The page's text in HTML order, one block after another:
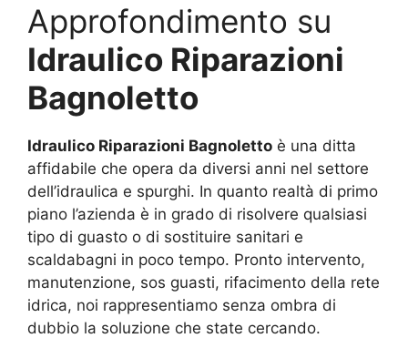
Approfondimento su
Idraulico Riparazioni
Bagnoletto
Idraulico Riparazioni Bagnoletto è una ditta
affidabile che opera da diversi anni nel settore
dell’idraulica e spurghi. In quanto realtà di primo
piano l’azienda è in grado di risolvere qualsiasi
tipo di guasto o di sostituire sanitari e
scaldabagni in poco tempo. Pronto intervento,
manutenzione, sos guasti, rifacimento della rete
idrica, noi rappresentiamo senza ombra di
dubbio la soluzione che state cercando.